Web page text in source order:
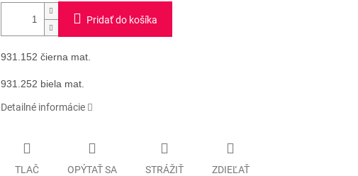
Pridať do košíka
931.152 čierna mat.
931.252 biela mat.
Detailné informácie
TLAČ OPÝTAŤ SA STRÁŽIŤ ZDIEĽAŤ